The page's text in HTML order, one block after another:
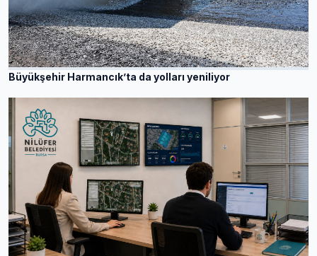
Büyükşehir Harmancık’ta da yolları yeniliyor